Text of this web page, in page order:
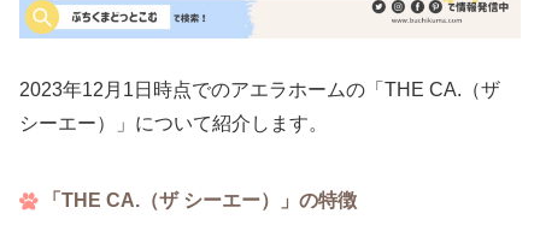
2023年12月1日時点でのアエラホームの「THE CA.（ザ
シーエー）」について紹介します。
「THE CA.（ザ シーエー）」の特徴